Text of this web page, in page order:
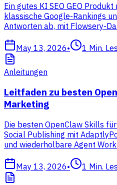
Ein gutes KI SEO GEO
klassische Google-Rankings
Antworten ab, mit Flowsery-
May 13, 2026• 1 Min.
Anleitungen
Leitfaden zu besten
Marketing
Die besten OpenClaw Skills
Social Publishing mit
und wiederholbare Agent
May 13, 2026• 1 Min.